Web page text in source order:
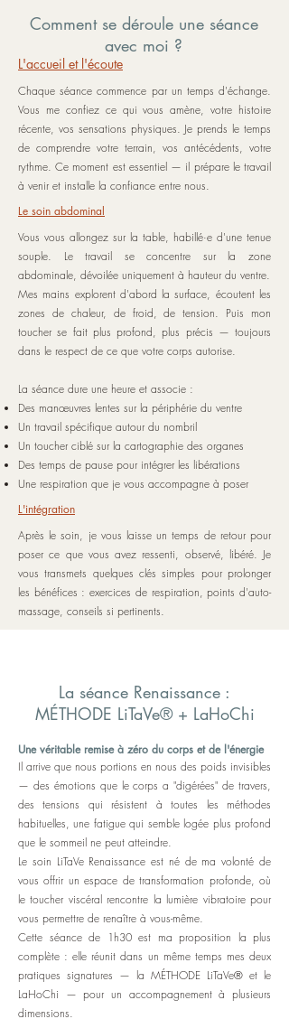
Comment se déroule une séance
avec moi ?
L'accueil et l'écoute
Chaque séance commence par un temps d'échange.
Vous me confiez ce qui vous amène, votre histoire
récente, vos sensations physiques. Je prends le temps
de comprendre votre terrain, vos antécédents, votre
rythme. Ce moment est essentiel — il prépare le travail
à venir et installe la confiance entre nous.
Le soin abdominal
Vous vous allongez sur la table, habillé·e d'une tenue
souple. Le travail se concentre sur la zone
abdominale, dévoilée uniquement à hauteur du ventre.
Mes mains explorent d'abord la surface, écoutent les
zones de chaleur, de froid, de tension. Puis mon
toucher se fait plus profond, plus précis — toujours
dans le respect de ce que votre corps autorise.
La séance dure une heure et associe :
Des manœuvres lentes sur la périphérie du ventre
Un travail spécifique autour du nombril
Un toucher ciblé sur la cartographie des organes
Des temps de pause pour intégrer les libérations
Une respiration que je vous accompagne à poser
L'intégration
Après le soin, je vous laisse un temps de retour pour
poser ce que vous avez ressenti, observé, libéré. Je
vous transmets quelques clés simples pour prolonger
les bénéfices : exercices de respiration, points d'auto-
massage, conseils si pertinents.
La séance Renaissance :
MÉTHODE LiTaVe® + LaHoChi
Une véritable remise à zéro du corps et de l'énergie
Il arrive que nous portions en nous des poids invisibles
— des émotions que le corps a "digérées" de travers,
des tensions qui résistent à toutes les méthodes
habituelles, une fatigue qui semble logée plus profond
que le sommeil ne peut atteindre.
Le soin LiTaVe Renaissance est né de ma volonté de
vous offrir un espace de transformation profonde, où
le toucher viscéral rencontre la lumière vibratoire pour
vous permettre de renaître à vous-même.
Cette séance de 1h30 est ma proposition la plus
complète : elle réunit dans un même temps mes deux
pratiques signatures — la MÉTHODE LiTaVe® et le
LaHoChi — pour un accompagnement à plusieurs
dimensions.